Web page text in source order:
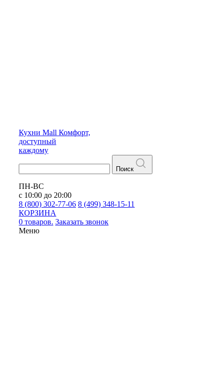
Кухни Mall Комфорт,
доступный
каждому
Поиск
ПН-ВС
с 10:00 до 20:00
8 (800) 302-77-06 8 (499) 348-15-11
КОРЗИНА
0 товаров. Заказать звонок
Меню